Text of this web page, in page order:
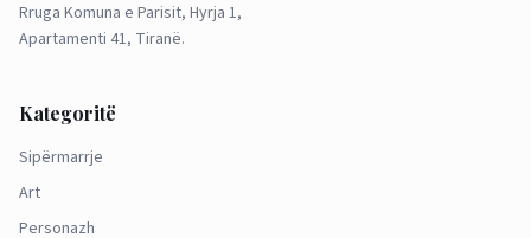
Rruga Komuna e Parisit, Hyrja 1,
Apartamenti 41, Tiranë.
Kategoritë
Sipërmarrje
Art
Personazh